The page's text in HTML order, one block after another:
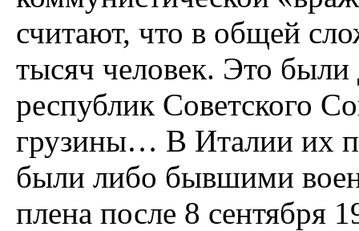
считают, что в общей
тысяч человек. Это были
республик Советского
грузины… В Италии их
были либо бывшими
плена после 8 сентября